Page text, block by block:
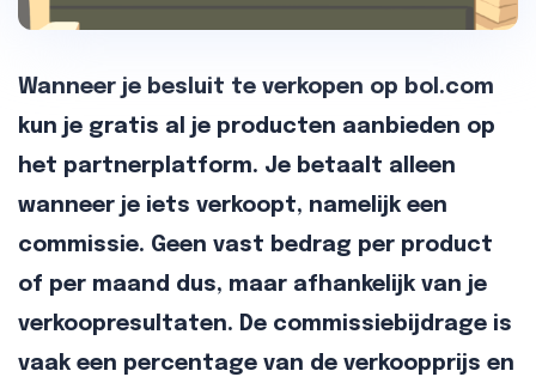
Wanneer je besluit te verkopen op bol.com
kun je gratis al je producten aanbieden op
het partnerplatform. Je betaalt alleen
wanneer je iets verkoopt, namelijk een
commissie. Geen vast bedrag per product
of per maand dus, maar afhankelijk van je
verkoopresultaten. De commissiebijdrage is
vaak een percentage van de verkoopprijs en